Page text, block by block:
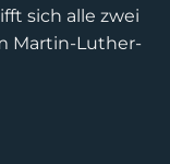
sich alle zwei
Martin-Luther-